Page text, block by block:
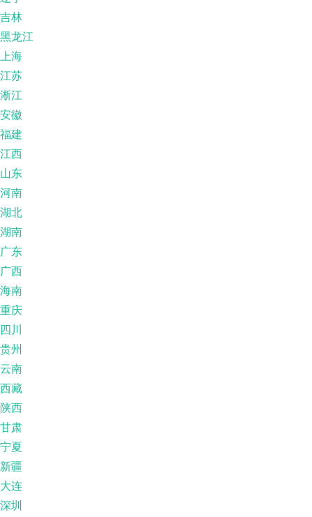
吉林
黑龙江
上海
江苏
淅江
安徽
福建
江西
山东
河南
湖北
湖南
广东
广西
海南
重庆
四川
贵州
云南
西藏
陕西
甘肃
宁夏
新疆
大连
深圳